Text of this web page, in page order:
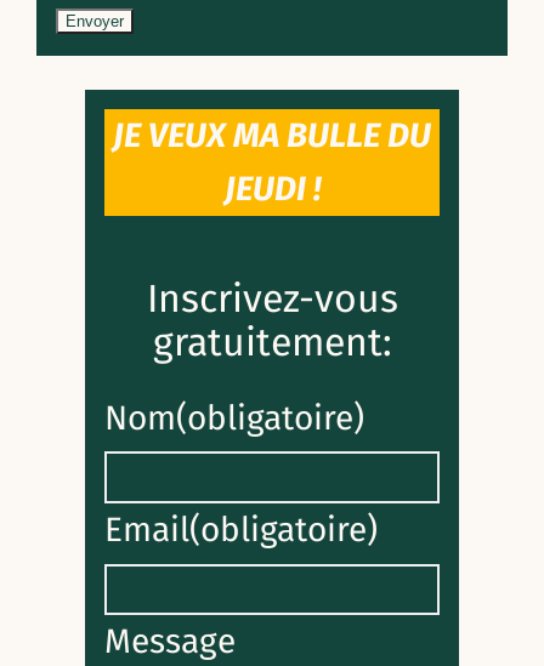
Envoyer
JE VEUX MA BULLE DU
JEUDI !
Inscrivez-vous
gratuitement:
Nom(obligatoire)
Email(obligatoire)
Message